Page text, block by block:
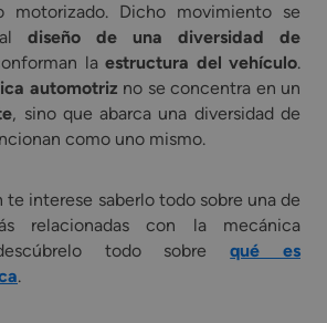
motorizado. Dicho movimiento se
diseño de una diversidad de
la estructura del vehículo.
automotriz no se concentra en un
, sino que abarca una diversidad de
como uno mismo.
te interese saberlo todo sobre una de
relacionadas con la mecánica
todo sobrequé es
.